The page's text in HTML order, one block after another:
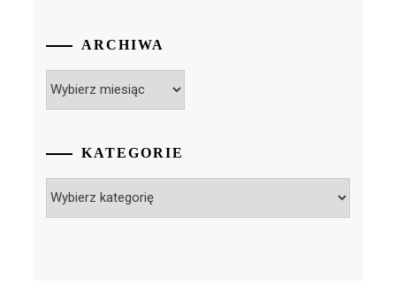
ARCHIWA
KATEGORIE